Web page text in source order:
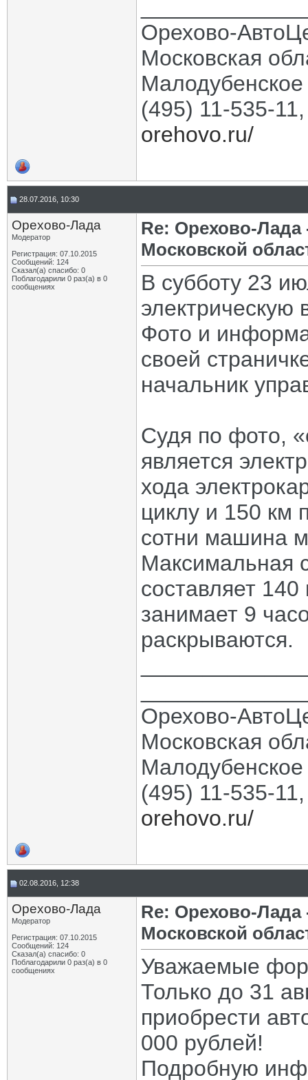
Орехово-
Московская
(495) 11-535-
orehovo.ru/
28.07.2016, 10:30
Орехово-Лада
Модератор
Регистрация: 07.10.2015
Сообщений: 124
Сказал(а) спасибо: 0
Поблагодарили 0 раз(а) в 0
сообщениях
Re: Орехово-
Московской
В субботу 23
электрическую
Фото и
своей
начальник
Судя по фото,
является
хода
циклу и 150 км
сотни машина
Максимальная
составляет
занимает 9
раскрываются.
Орехово-
Московская
(495) 11-535-
orehovo.ru/
02.08.2016, 12:38
Орехово-Лада
Модератор
Регистрация: 07.10.2015
Сообщений: 124
Сказал(а) спасибо: 0
Поблагодарили 0 раз(а) в 0
сообщениях
Re: Орехово-
Московской
Уважаемые
Только до 31
приобрести
000 рублей!
Подробную